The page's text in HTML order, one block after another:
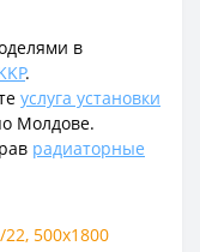
в
.
услуга установки
Молдове.
радиаторные
22, 500x1800